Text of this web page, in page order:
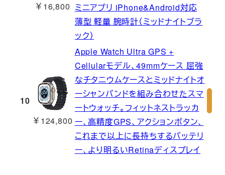
￥16,800 ミニアプリ iPhone&Android対応
薄型 軽量 腕時計（ミッドナイトブラ
ック）
10
￥124,800
Apple Watch Ultra GPS +
Cellularモデル、49mmケース 屈強
なチタニウムケースとミッドナイトオ
ーシャンバンドを組み合わせたスマ
ートウォッチ。フィットネストラッカ
ー、高精度GPS、アクションボタン、
これまで以上に長持ちするバッテリ
ー、より明るいRetinaディスプレイ